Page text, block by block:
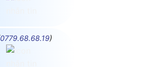
0779.68.68.19)